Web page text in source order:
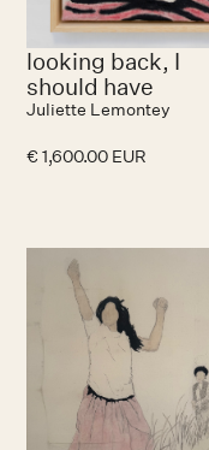
looking back, I
should have
Juliette Lemontey
€ 1,600.00 EUR